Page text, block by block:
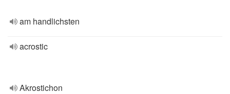
am handlichsten
acrostic
Akrostichon